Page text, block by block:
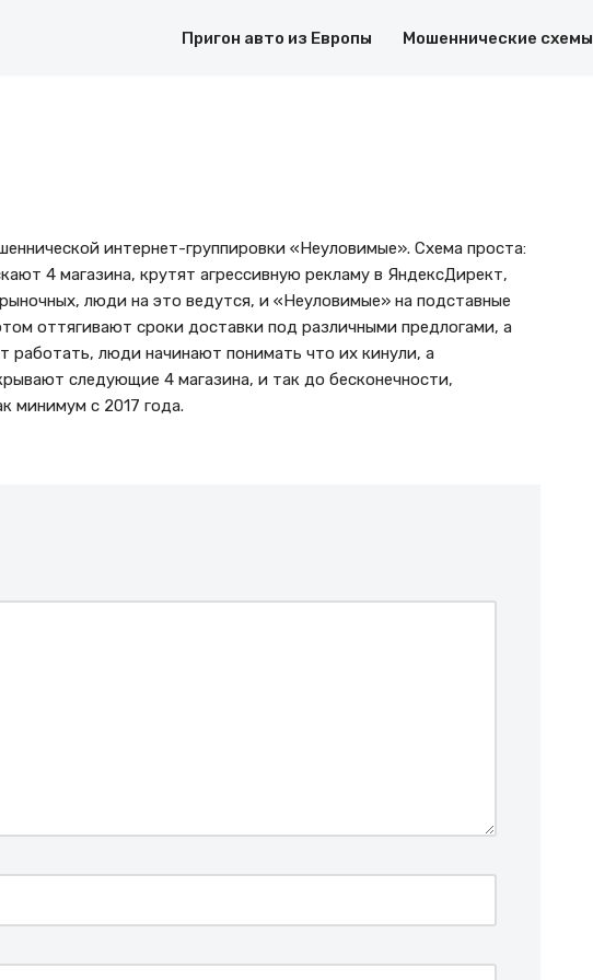
Пригон авто из Европы Мошеннические схемы
интернет-группировки «Неуловимые». Схема проста:
4 магазина, крутят агрессивную рекламу в ЯндексДирект,
люди на это ведутся, и «Неуловимые» на подставные
оттягивают сроки доставки под различными предлогами, а
работать, люди начинают понимать что их кинули, а
следующие 4 магазина, и так до бесконечности,
минимум с 2017 года.